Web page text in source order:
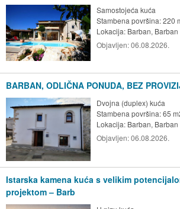
Samostojeća kuća
Stambena površina: 220
Lokacija: Barban, Barban
Objavljen:06.08.2026.
BARBAN, ODLIČNA PONUDA, BEZ
Dvojna (duplex) kuća
Stambena površina: 65
Lokacija: Barban, Barban
Objavljen:06.08.2026.
Istarska kamena kuća s velikim
projektom – Barb